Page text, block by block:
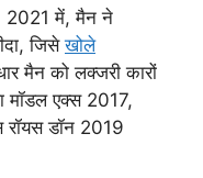
2021 में, मैन ने
जिसेखोले
मैन को लक्जरी कारों
मॉडल एक्स 2017,
रॉयस डॉन 2019